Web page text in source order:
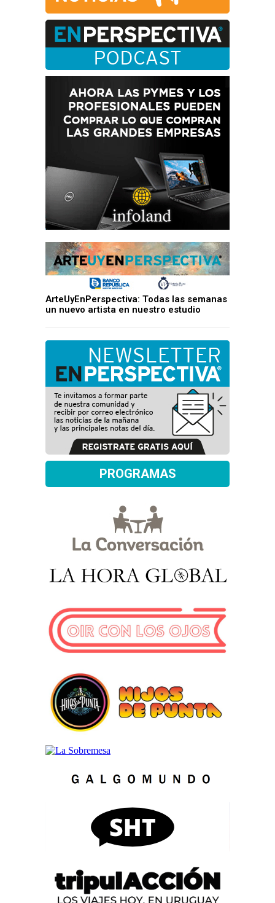
ArteUyEnPerspectiva: Todas las semanas
un nuevo artista en nuestro estudio
PROGRAMAS